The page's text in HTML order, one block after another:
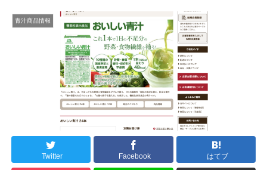
青汁商品情報
Twitter Facebook はてブ